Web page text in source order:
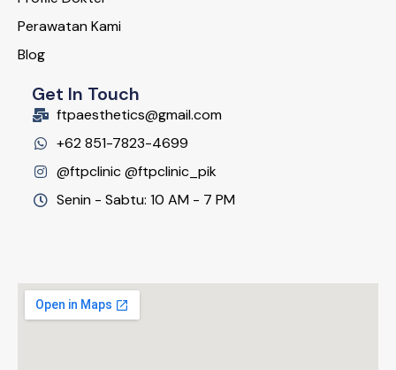
Perawatan Kami
Blog
Get In Touch
ftpaesthetics@gmail.com
+62 851-7823-4699
@ftpclinic @ftpclinic_pik
Senin - Sabtu: 10 AM - 7 PM